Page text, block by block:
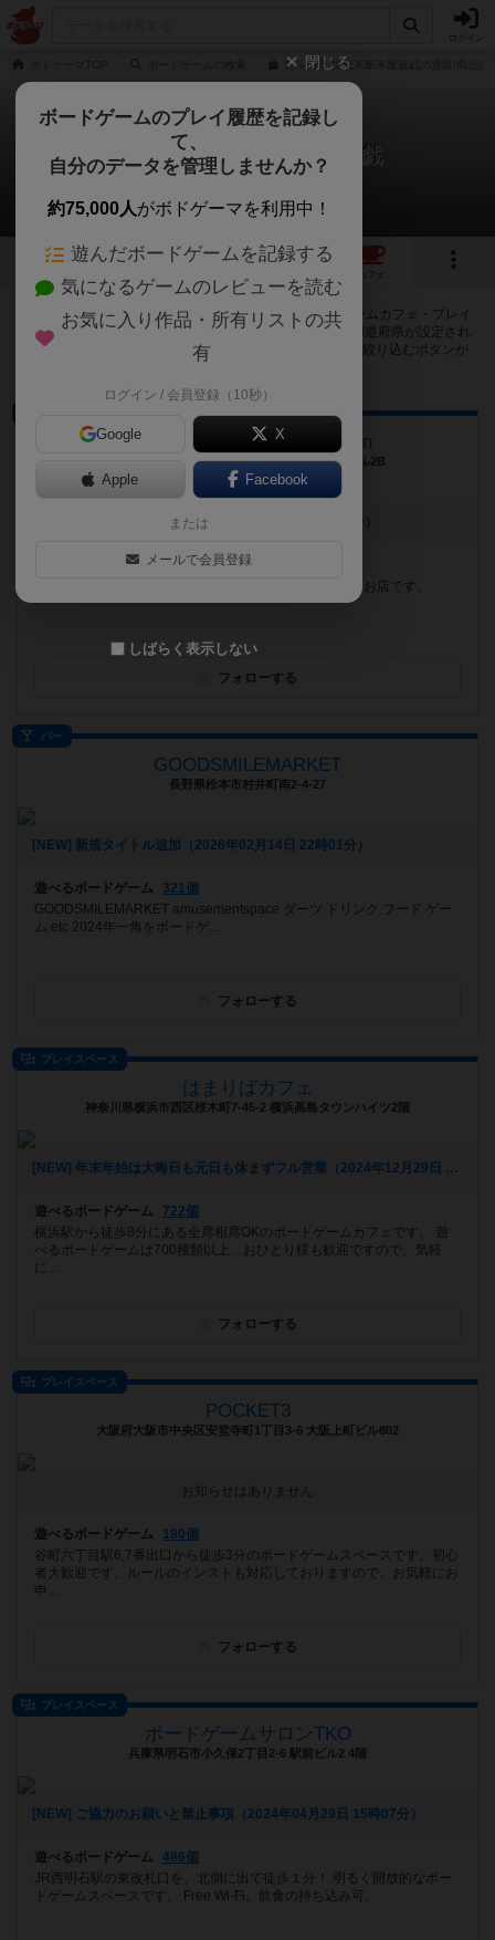
北斗の拳 世紀末断末魔遊戯の通販/商品詳
北斗の拳 世紀末断末魔遊戯
27店のカフェ/スペースが提供中
1 3
カフェ
北斗の拳 世紀末断末魔遊戯で遊ぶことができるボードゲームカフェ・プレイ
スペースが27店登録されています。公開プロフィールの都道府県が設定され
たアカウントでログインすると、同じ都道府県内の店舗に絞り込むボタンが
ボードゲームサロン Play on
広島県安芸郡府中町青崎南5-1 かんたろうビル2B
[NEW] 8月カレンダーです（2026年07月20日 21時16分）
遊べるボードゲーム
522個
広島県向洋駅から徒歩1分！ 気楽にふらっと立ち寄れるお店です。
フォローする
バー
GOODSMILEMARKET
長野県松本市村井町南2-4-27
[NEW] 新規タイトル追加（2026年02月14日 22時01分）
遊べるボードゲーム
321個
GOODSMILEMARKET amusementspace ダーツ.ドリンク.フード.ゲー
ム.etc 2024年一角をボードゲ...
フォローする
プレイスペース
はまりばカフェ
神奈川県横浜市西区桜木町7-45-2 横浜高島タウンハイツ2階
[NEW] 年末年始は大晦日も元日も休まずフル営業（2024年12月29日 20時19分）
遊べるボードゲーム
722個
横浜駅から徒歩8分にある全席相席OKのボードゲームカフェです。 遊
べるボードゲームは700種類以上、おひとり様も歓迎ですので、気軽
に...
フォローする
プレイスペース
POCKET3
大阪府大阪市中央区安堂寺町1丁目3-6 大阪上町ビル802
お知らせはありません
遊べるボードゲーム
180個
谷町六丁目駅6,7番出口から徒歩3分のボードゲームスペースです。初心
者大歓迎です。ルールのインストも対応しておりますので、お気軽にお
申...
フォローする
プレイスペース
ボードゲームサロンTKO
兵庫県明石市小久保2丁目2-6 駅前ビル2 4階
[NEW] ご協力のお願いと禁止事項（2024年04月29日 15時07分）
遊べるボードゲーム
486個
JR西明石駅の東改札口を、北側に出て徒歩１分！ 明るく開放的なボー
ドゲームスペースです。 Free Wi-Fi。飲食の持ち込み可。
閉じる
ボードゲームのプレイ履歴を記録し
て、
自分のデータを管理しませんか？
約75,000人がボドゲーマを利用中！
遊んだボードゲームを記録する
気になるゲームのレビューを読む
お気に入り作品・所有リストの共
有
ログイン / 会員登録（10秒）
Google X
Apple Facebook
または
メールで会員登録
しばらく表示しない